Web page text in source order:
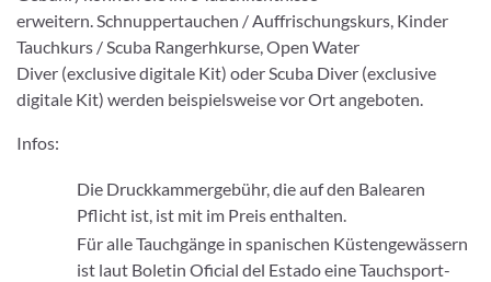
erweitern. Schnuppertauchen / Auffrischungskurs, Kinder
Tauchkurs / Scuba Rangerhkurse, Open Water
Diver (exclusive digitale Kit) oder Scuba Diver (exclusive
digitale Kit) werden beispielsweise vor Ort angeboten.
Infos:
Die Druckkammergebühr, die auf den Balearen
Pflicht ist, ist mit im Preis enthalten.
Für alle Tauchgänge in spanischen Küstengewässern
ist laut Boletin Oficial del Estado eine Tauchsport-